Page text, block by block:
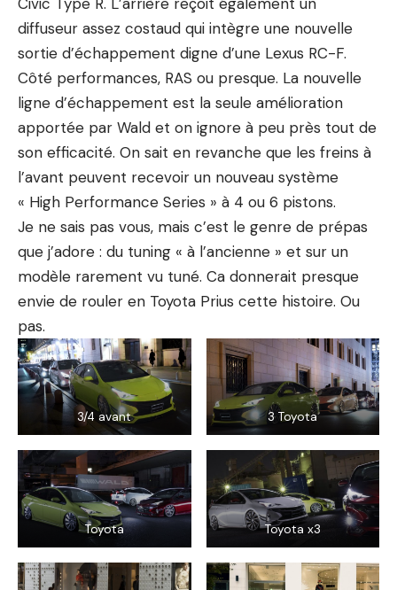
diffuseur assez costaud qui intègre une nouvelle
sortie d’échappement digne d’une Lexus RC-F.
Côté performances, RAS ou presque. La nouvelle
ligne d’échappement est la seule amélioration
apportée par Wald et on ignore à peu près tout de
son efficacité. On sait en revanche que les freins à
l’avant peuvent recevoir un nouveau système
« High Performance Series » à 4 ou 6 pistons.
Je ne sais pas vous, mais c’est le genre de prépas
que j’adore : du tuning « à l’ancienne » et sur un
modèle rarement vu tuné. Ca donnerait presque
envie de rouler en Toyota Prius cette histoire. Ou
pas.
3/4 avant 3 Toyota
Toyota Toyota x3